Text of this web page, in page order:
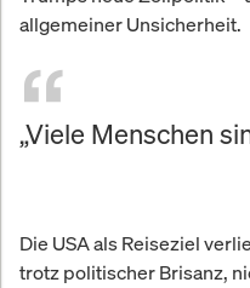
allgemeiner Unsicherheit.
„Viele Menschen
Die USA als Reiseziel
trotz politischer Brisanz,